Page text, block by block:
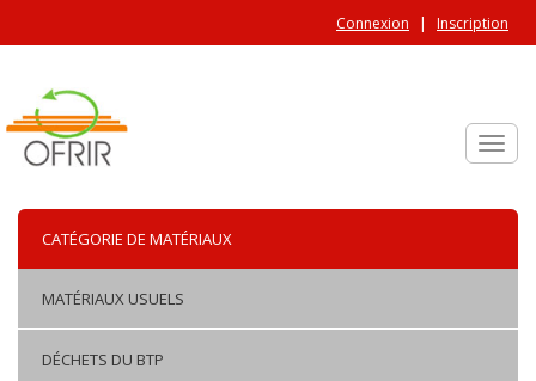
Connexion Inscription
CATÉGORIE DE MATÉRIAUX
MATÉRIAUX USUELS
DÉCHETS DU BTP